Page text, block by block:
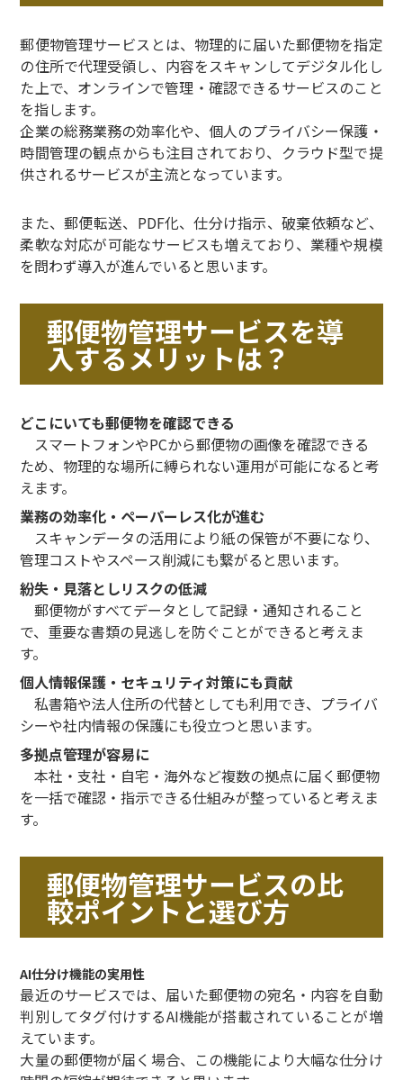
郵便物管理サービスとは、物理的に届いた郵便物を指定
の住所で代理受領し、内容をスキャンしてデジタル化し
た上で、オンラインで管理・確認できるサービスのこと
を指します。
企業の総務業務の効率化や、個人のプライバシー保護・
時間管理の観点からも注目されており、クラウド型で提
供されるサービスが主流となっています。
また、郵便転送、PDF化、仕分け指示、破棄依頼など、
柔軟な対応が可能なサービスも増えており、業種や規模
を問わず導入が進んでいると思います。
郵便物管理サービスを導
入するメリットは？
どこにいても郵便物を確認できる
スマートフォンやPCから郵便物の画像を確認できる
ため、物理的な場所に縛られない運用が可能になると考
えます。
業務の効率化・ペーパーレス化が進む
スキャンデータの活用により紙の保管が不要になり、
管理コストやスペース削減にも繋がると思います。
紛失・見落としリスクの低減
郵便物がすべてデータとして記録・通知されること
で、重要な書類の見逃しを防ぐことができると考えま
す。
個人情報保護・セキュリティ対策にも貢献
私書箱や法人住所の代替としても利用でき、プライバ
シーや社内情報の保護にも役立つと思います。
多拠点管理が容易に
本社・支社・自宅・海外など複数の拠点に届く郵便物
を一括で確認・指示できる仕組みが整っていると考えま
す。
郵便物管理サービスの比
較ポイントと選び方
AI仕分け機能の実用性
最近のサービスでは、届いた郵便物の宛名・内容を自動
判別してタグ付けするAI機能が搭載されていることが増
えています。
大量の郵便物が届く場合、この機能により大幅な仕分け